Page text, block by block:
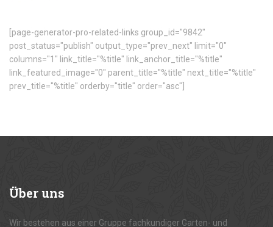
[page-generator-pro-related-links group_id="9842"
post_status="publish" output_type="prev_next" limit="0"
columns="1" link_title="%title" link_anchor_title="%title"
link_featured_image="0" parent_title="%title" next_title="%title"
prev_title="%title" orderby="title" order="asc"]
Überuns
Wir bestehen aus einer Gruppe fachkundiger Garten- und